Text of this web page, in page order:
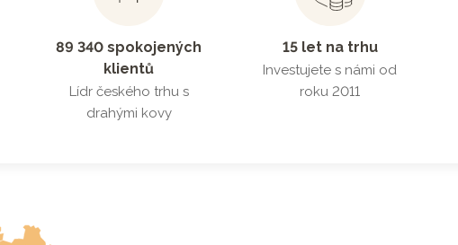
89 340 spokojených
klientů
Lídr českého trhu s
drahými kovy
15 let na trhu
Investujete s námi od
roku 2011